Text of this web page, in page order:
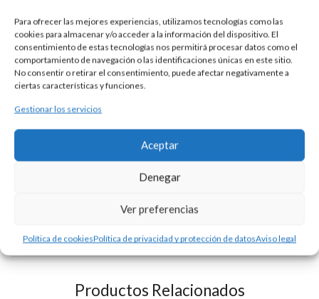
Para ofrecer las mejores experiencias, utilizamos tecnologías como las
cookies para almacenar y/o acceder a la información del dispositivo. El
consentimiento de estas tecnologías nos permitirá procesar datos como el
comportamiento de navegación o las identificaciones únicas en este sitio.
No consentir o retirar el consentimiento, puede afectar negativamente a
ciertas características y funciones.
Gestionar los servicios
Aceptar
Denegar
Ver preferencias
Política de cookiesPolítica de privacidad y protección de datosAviso legal
Para cualquier consulta contacte con nosotros.
Sortija de plata 925 con flecha abierta como motivo superior.
Consultar disponibilidad.
INFORMACIÓN ADICIONAL
Productos Relacionados